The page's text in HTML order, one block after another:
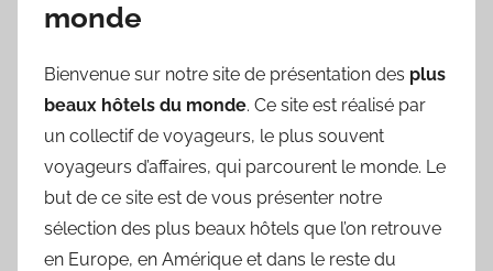
monde
Bienvenue sur notre site de présentation des plus
beaux hôtels du monde. Ce site est réalisé par
un collectif de voyageurs, le plus souvent
voyageurs d’affaires, qui parcourent le monde. Le
but de ce site est de vous présenter notre
sélection des plus beaux hôtels que l’on retrouve
en Europe, en Amérique et dans le reste du